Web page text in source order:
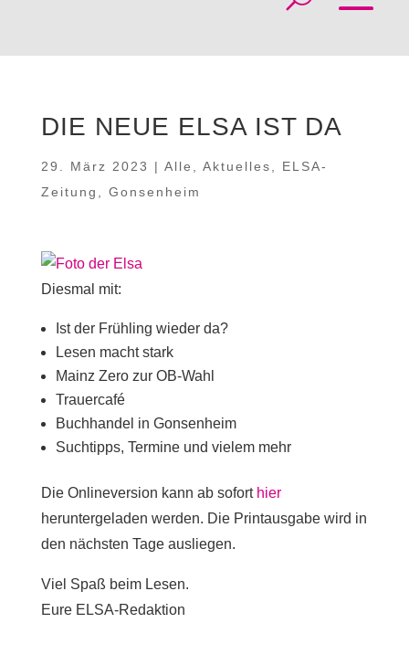
DIE NEUE ELSA IST DA
29. März 2023 | Alle Aktuelles
ELSA-
Zeitung
Gonsenheim
Diesmal mit:
Ist der Frühling wieder da?
Lesen macht stark
Mainz Zero zur OB-Wahl
Trauercafé
Buchhandel in Gonsenheim
Suchtipps, Termine und vielem mehr
Die Onlineversion kann ab sofort hier
heruntergeladen werden. Die Printausgabe wird in
den nächsten Tage ausliegen.
Viel Spaß beim Lesen.
Eure ELSA-Redaktion